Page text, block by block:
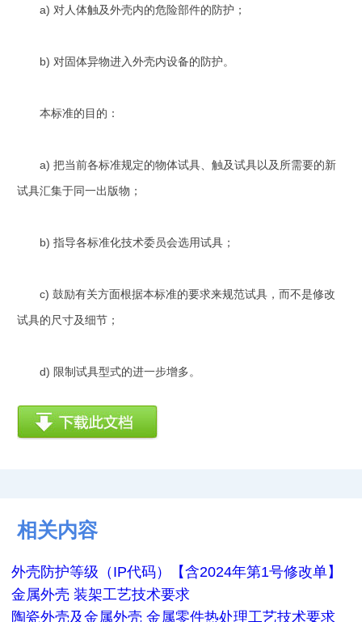
a) 对人体触及外壳内的危险部件的防护；
b) 对固体异物进入外壳内设备的防护。
本标准的目的：
a) 把当前各标准规定的物体试具、触及试具以及所需要的新
试具汇集于同一出版物；
b) 指导各标准化技术委员会选用试具；
c) 鼓励有关方面根据本标准的要求来规范试具，而不是修改
试具的尺寸及细节；
d) 限制试具型式的进一步增多。
相关内容
外壳防护等级（IP代码）【含2024年第1号修改单】
金属外壳 装架工艺技术要求
陶瓷外壳及金属外壳 金属零件热处理工艺技术要求